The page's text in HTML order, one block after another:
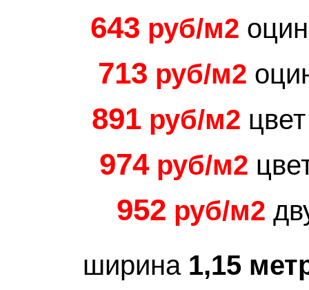
643 руб/м2
713 руб/м2
891 руб/м2
974 руб/м2
952 руб/м2
ширина 1,15